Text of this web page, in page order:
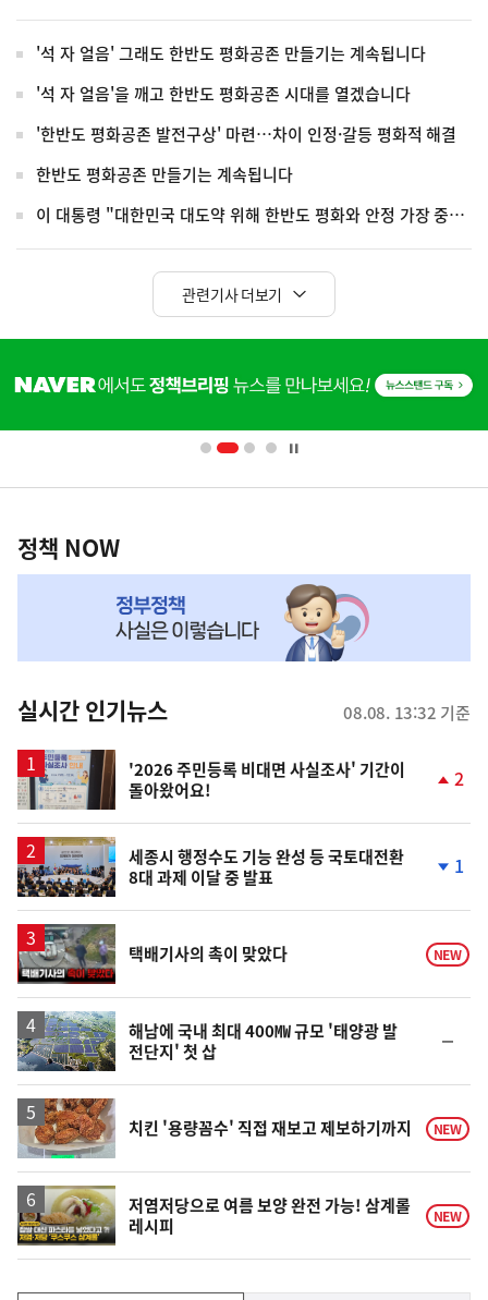
'석 자 얼음' 그래도 한반도 평화공존 만들기는 계속됩니다
'석 자 얼음'을 깨고 한반도 평화공존 시대를 열겠습니다
'한반도 평화공존 발전구상' 마련…차이 인정·갈등 평화적 해결
한반도 평화공존 만들기는 계속됩니다
이 대통령 "대한민국 대도약 위해 한반도 평화와 안정 가장 중요"
관련기사 더보기
단
배
영
책
NOW,
뉴
스
정책 NOW
실시간 인기뉴스 08.08. 13:32 기준
'2026 주민등록 비대면 사실조사' 기간이
돌아왔어요!
계
2
세종시 행정수도 기능 완성 등 국토대전환
8대 과제 이달 중 발표
계
락
1
영
상
택배기사의 촉이 맞았다 NEW
해남에 국내 최대 400㎿ 규모 '태양광 발
전단지' 첫 삽
일
치킨 '용량꼼수' 직접 재보고 제보하기까지 NEW
영
상
저염저당으로 여름 보양 완전 가능! 삼계롤
레시피
NEW